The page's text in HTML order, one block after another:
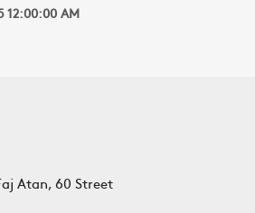
12:00:00 AM
Atan, 60 Street